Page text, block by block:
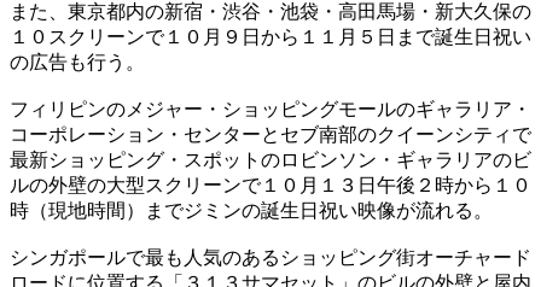
また、東京都内の新宿・渋谷・池袋・高田馬場・新大久保の
１０スクリーンで１０月９日から１１月５日まで誕生日祝い
の広告も行う。
フィリピンのメジャー・ショッピングモールのギャラリア・
コーポレーション・センターとセブ南部のクイーンシティで
最新ショッピング・スポットのロビンソン・ギャラリアのビ
ルの外壁の大型スクリーンで１０月１３日午後２時から１０
時（現地時間）までジミンの誕生日祝い映像が流れる。
シンガポールで最も人気のあるショッピング街オーチャード